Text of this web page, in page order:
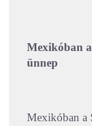
Mexikóban
ünnep
Mexikóban a